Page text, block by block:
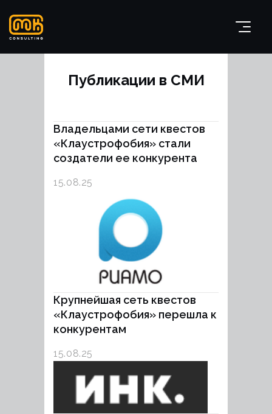
Публикации в СМИ
Владельцами сети квестов
«Клаустрофобия» стали
создатели ее конкурента
15.08.25
Крупнейшая сеть квестов
«Клаустрофобия» перешла к
конкурентам
15.08.25